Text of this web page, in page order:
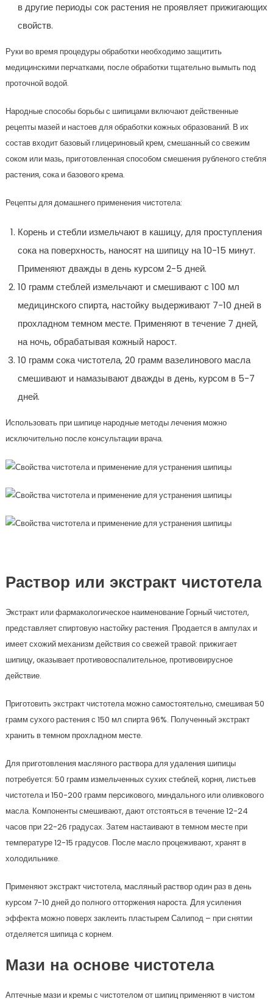
в другие периоды сок растения не проявляет прижигающих
свойств.
Руки во время процедуры обработки необходимо защитить
медицинскими перчатками, после обработки тщательно вымыть под
проточной водой.
Народные способы борьбы с шипицами включают действенные
рецепты мазей и настоев для обработки кожных образований. В их
состав входит базовый глицериновый крем, смешанный со свежим
соком или мазь, приготовленная способом смешения рубленого стебля
растения, сока и базового крема.
Рецепты для домашнего применения чистотела:
Корень и стебли измельчают в кашицу, для проступления
сока на поверхность, наносят на шипицу на 10-15 минут.
Применяют дважды в день курсом 2-5 дней.
10 грамм стеблей измельчают и смешивают с 100 мл
медицинского спирта, настойку выдерживают 7-10 дней в
прохладном темном месте. Применяют в течение 7 дней,
на ночь, обрабатывая кожный нарост.
10 грамм сока чистотела, 20 грамм вазелинового масла
смешивают и намазывают дважды в день, курсом в 5-7
дней.
Использовать при шипице народные методы лечения можно
исключительно после консультации врача.
Раствор или экстракт чистотела
Экстракт или фармакологическое наименование Горный чистотел,
представляет спиртовую настойку растения. Продается в ампулах и
имеет схожий механизм действия со свежей травой: прижигает
шипицу, оказывает противовоспалительное, противовирусное
действие.
Приготовить экстракт чистотела можно самостоятельно, смешивая 50
грамм сухого растения с 150 мл спирта 96%. Полученный экстракт
хранить в темном прохладном месте.
Для приготовления масляного раствора для удаления шипицы
потребуется: 50 грамм измельченных сухих стеблей, корня, листьев
чистотела и 150-200 грамм персикового, миндального или оливкового
масла. Компоненты смешивают, дают отстояться в течение 12-24
часов при 22-26 градусах. Затем настаивают в темном месте при
температуре 12-15 градусов. После масло процеживают, хранят в
холодильнике.
Применяют экстракт чистотела, масляный раствор один раз в день
курсом 7-10 дней до полного отторжения нароста. Для усиления
эффекта можно поверх заклеить пластырем Салипод – при снятии
отделяется шипица с корнем.
Мази на основе чистотела
Аптечные мази и кремы с чистотелом от шипиц применяют в чистом